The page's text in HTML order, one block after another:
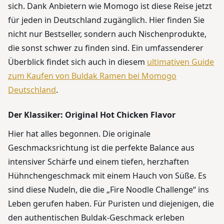
sich. Dank Anbietern wie Momogo ist diese Reise jetzt
für jeden in Deutschland zugänglich. Hier finden Sie
nicht nur Bestseller, sondern auch Nischenprodukte,
die sonst schwer zu finden sind. Ein umfassenderer
Überblick findet sich auch in diesem ultimativen Guide
zum Kaufen von Buldak Ramen bei Momogo
Deutschland.
Der Klassiker: Original Hot Chicken Flavor
Hier hat alles begonnen. Die originale
Geschmacksrichtung ist die perfekte Balance aus
intensiver Schärfe und einem tiefen, herzhaften
Hühnchengeschmack mit einem Hauch von Süße. Es
sind diese Nudeln, die die „Fire Noodle Challenge“ ins
Leben gerufen haben. Für Puristen und diejenigen, die
den authentischen Buldak-Geschmack erleben